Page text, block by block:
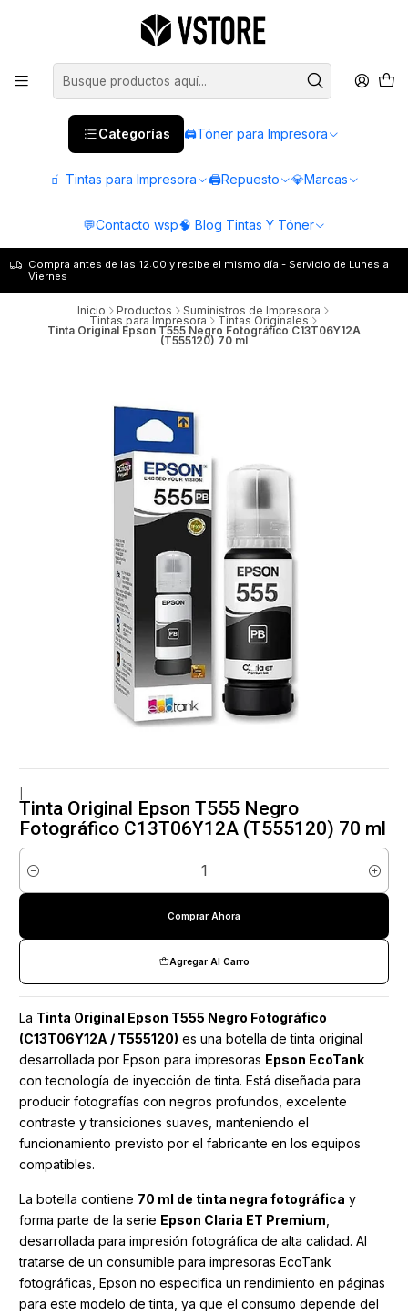
Categorías 🖨️Tóner para Impresora
🧃 Tintas para Impresora 🖨️Repuesto 💎Marcas
💬Contacto wsp🧠 Blog Tintas Y Tóner
Compra antes de las 12:00 y recibe el mismo día - Servicio de Lunes a
Viernes
Inicio Productos Suministros de Impresora
Tintas para Impresora Tintas Originales
Tinta Original Epson T555 Negro Fotográfico C13T06Y12A
(T555120) 70 ml
Tinta Original Epson T555 Negro
Fotográfico C13T06Y12A (T555120) 70 ml
Cantidad
Agregar Al Carro
Comprar Ahora
La Tinta Original Epson T555 Negro Fotográfico
(C13T06Y12A / T555120) es una botella de tinta original
desarrollada por Epson para impresoras Epson EcoTank
con tecnología de inyección de tinta. Está diseñada para
producir fotografías con negros profundos, excelente
contraste y transiciones suaves, manteniendo el
funcionamiento previsto por el fabricante en los equipos
compatibles.
La botella contiene 70 ml de tinta negra fotográfica y
forma parte de la serie Epson Claria ET Premium
desarrollada para impresión fotográfica de alta calidad. Al
tratarse de un consumible para impresoras EcoTank
fotográficas, Epson no especifica un rendimiento en páginas
para este modelo de tinta, ya que el consumo depende del